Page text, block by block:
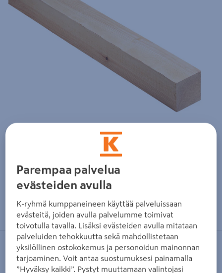
Zoomaa kuvaa sormilla kosketusnäytöllä
Parru PROF 100x100x4500 ST
PROF
Parempaa palvelua
evästeiden avulla
K-ryhmä kumppaneineen käyttää palveluissaan
evästeitä, joiden avulla palvelumme toimivat
toivotulla tavalla. Lisäksi evästeiden avulla mitataan
palveluiden tehokkuutta sekä mahdollistetaan
yksilöllinen ostokokemus ja personoidun mainonnan
tarjoaminen. Voit antaa suostumuksesi painamalla
”Hyväksy kaikki”. Pystyt muuttamaan valintojasi